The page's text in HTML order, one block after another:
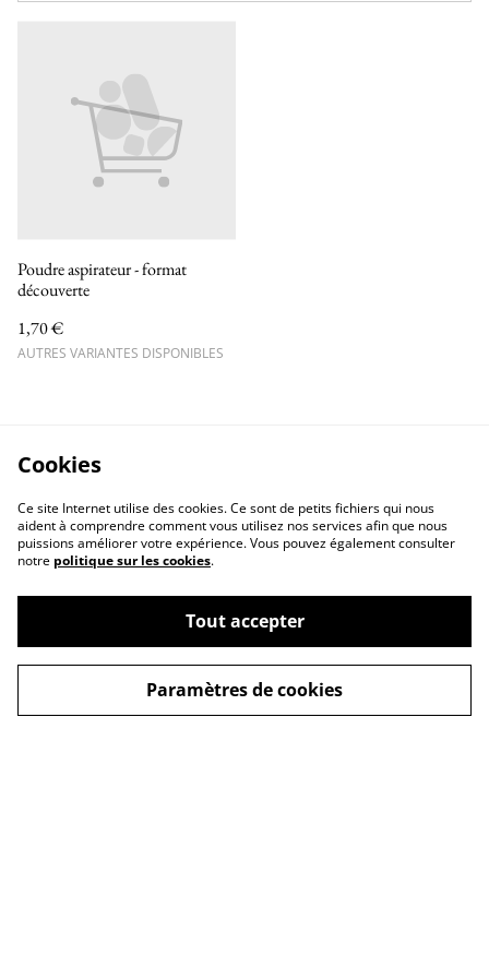
Poudre aspirateur - format
découverte
1,70 €
AUTRES VARIANTES DISPONIBLES
Nous contacter Conditions
Cookies
Ce site Internet utilise des cookies. Ce sont de petits fichiers qui nous
aident à comprendre comment vous utilisez nos services afin que nous
puissions améliorer votre expérience. Vous pouvez également consulter
notre politique sur les cookies.
Tout accepter
Paramètres de cookies